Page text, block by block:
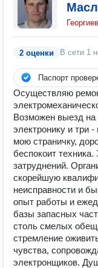
2 оценки В сети 1
Паспорт
Осуществляю
Возможен выезд на
электронику и три
мою страничку,
беспокоит техника.
затруднений.
скорейшую
неисправности и
опыт работы и
базы запасных
столь смелых
стремление
чувства,
электронщиков.